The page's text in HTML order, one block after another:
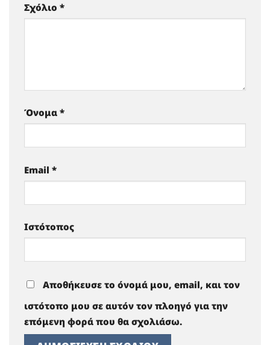
Σχόλιο *
Όνομα *
Email *
Ιστότοπος
Αποθήκευσε το όνομά μου, email, και τον
ιστότοπο μου σε αυτόν τον πλοηγό για την
επόμενη φορά που θα σχολιάσω.